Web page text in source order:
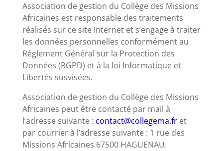
Association de gestion du Collège des Missions
Africaines est responsable des traitements
réalisés sur ce site Internet et s’engage à traiter
les données personnelles conformément au
Règlement Général sur la Protection des
Données (RGPD) et à la loi Informatique et
Libertés susvisées.
Association de gestion du Collège des Missions
Africaines peut être contacté par mail à
l’adresse suivante : contact@collegema.fr et
par courrier à l’adresse suivante : 1 rue des
Missions Africaines 67500 HAGUENAU.